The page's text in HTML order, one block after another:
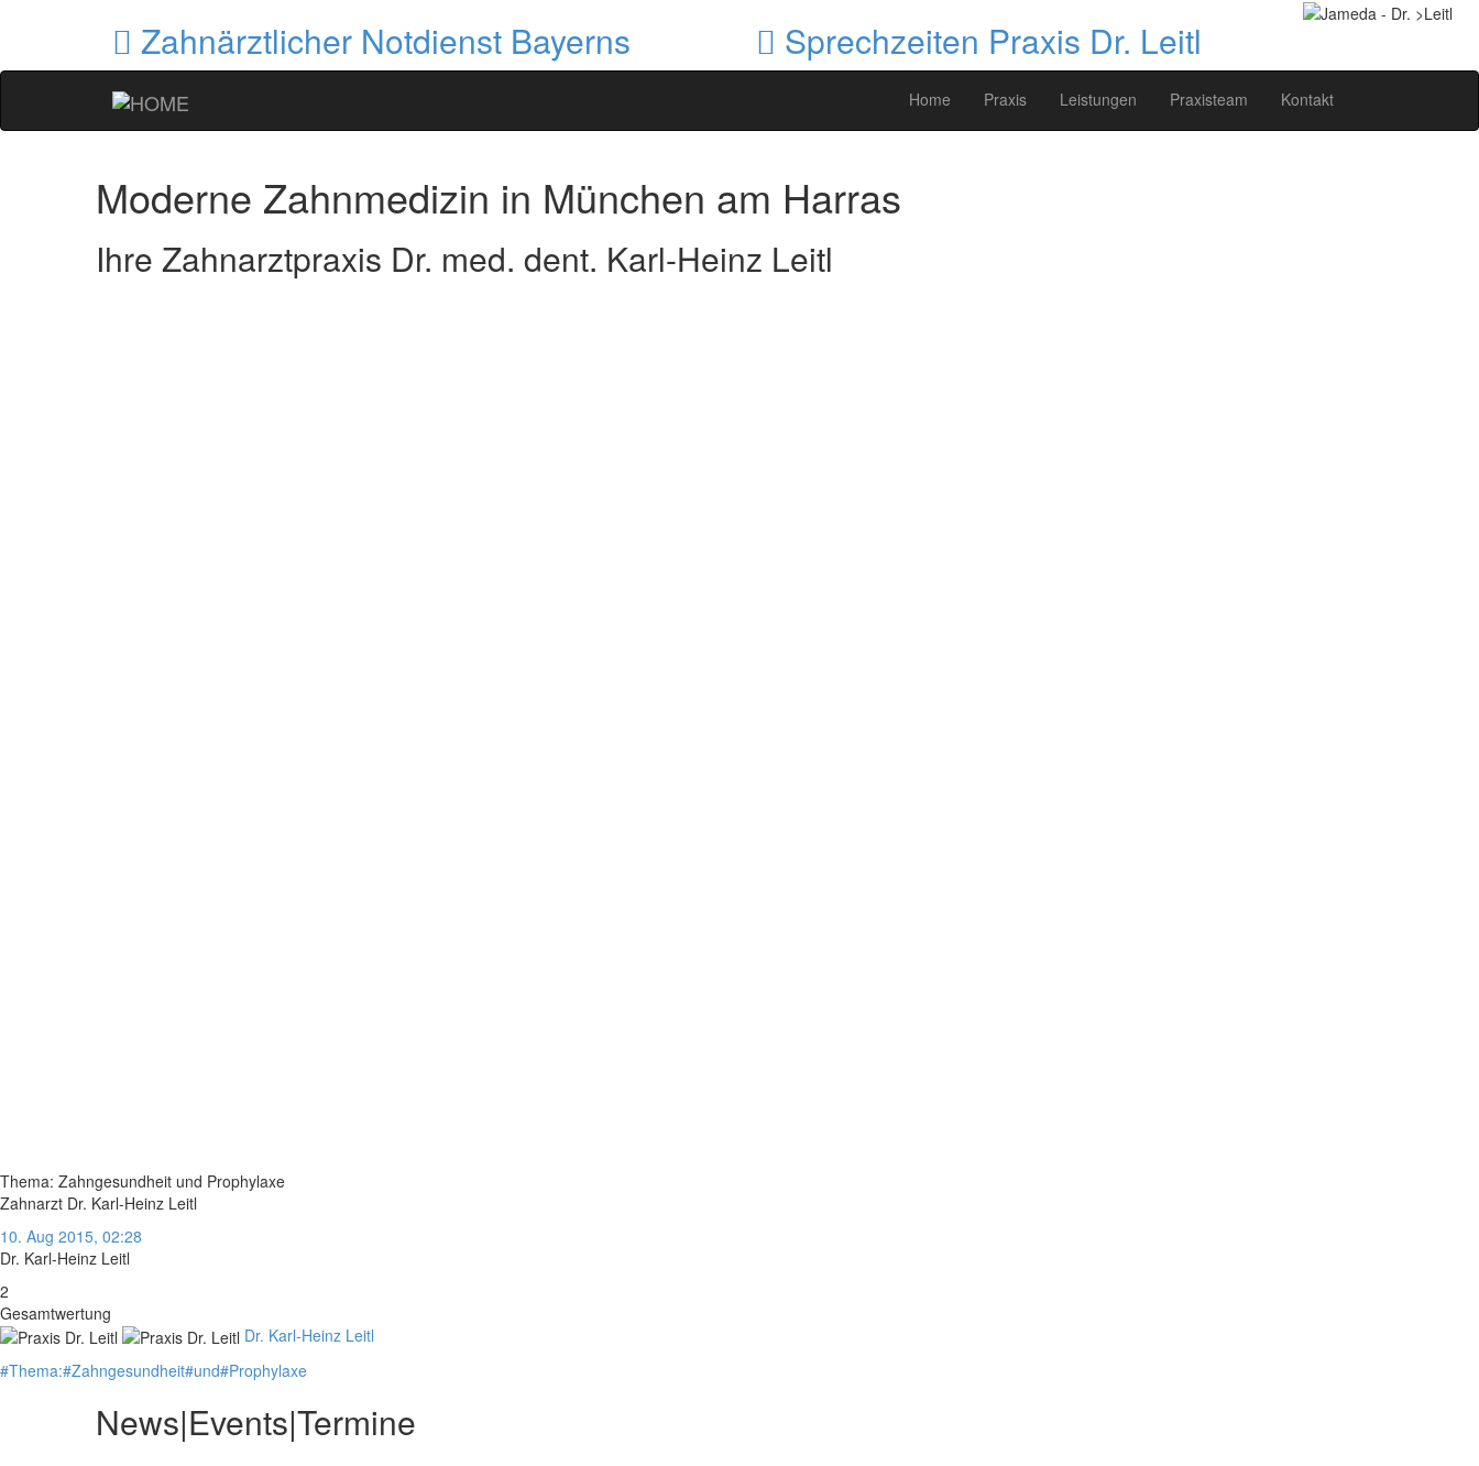
Zahnärztlicher Notdienst Bayerns Sprechzeiten Praxis Dr. Leitl
Home Praxis Leistungen Praxisteam Kontakt
Moderne Zahnmedizin in München am Harras
Ihre Zahnarztpraxis Dr. med. dent. Karl-Heinz Leitl
Thema: Zahngesundheit und Prophylaxe
Zahnarzt Dr. Karl-Heinz Leitl
10. Aug 2015, 02:28
Dr. Karl-Heinz Leitl
2
Gesamtwertung
Dr. Karl-Heinz Leitl
#Thema:#Zahngesundheit#und#Prophylaxe
News|Events|Termine